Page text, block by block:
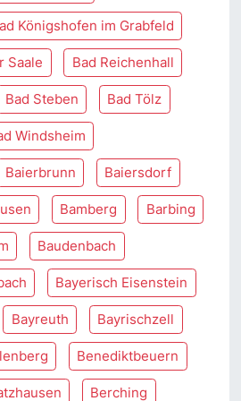
Königshofen im Grabfeld
Saale Bad Reichenhall
Bad Steben Bad Tölz
Windsheim
Baierbrunn Baiersdorf
Bamberg Barbing
Baudenbach
Bayerisch Eisenstein
Bayreuth Bayrischzell
Benediktbeuern
Berching